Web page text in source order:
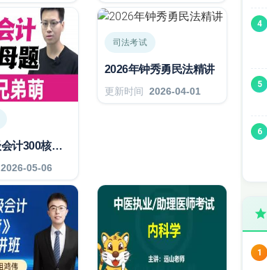
2026初级会计300核心母题讲解
2026-05-06
司法考试
2026年钟秀勇民法精讲
更新时间 2026-04-01
4
5
6
1